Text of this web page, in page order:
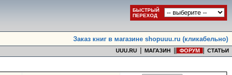
БЫСТРЫЙ
ПЕРЕХОД
Заказ книг в магазине shopuuu.ru (кликабельно)
UUU.RU МАГАЗИН ФОРУМ СТАТЬИ